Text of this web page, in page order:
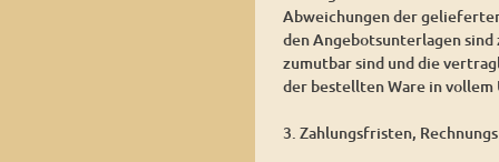
Abweichungen der
den Angebotsunterlagen
zumutbar sind und die
der bestellten Ware in
3. Zahlungsfristen,